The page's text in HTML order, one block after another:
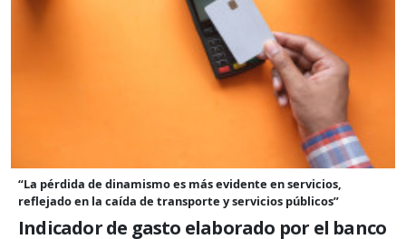
“La pérdida de dinamismo es más evidente en servicios,
reflejado en la caída de transporte y servicios públicos”
Indicador de gasto elaborado por el banco